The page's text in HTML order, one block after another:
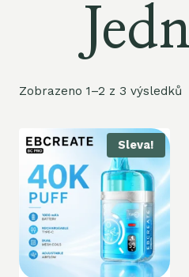
Zobrazeno 1–2 z 3 výsledků
Sleva!